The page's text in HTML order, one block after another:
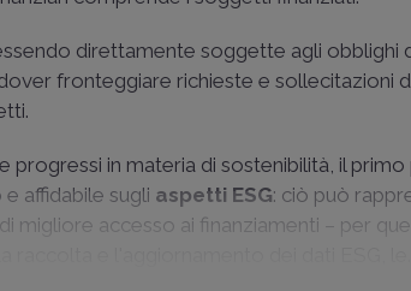
direttamente soggette agli obblighi
fronteggiare richieste e sollecitazioni
progressi in materia di sostenibilità, il
affidabile sugli aspetti ESG: ciò può
migliore accesso ai finanziamenti – per